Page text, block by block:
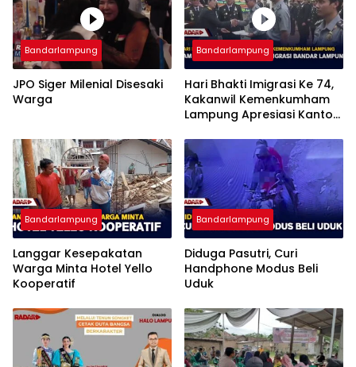
Bandarlampung
JPO Siger Milenial Disesaki
Warga
Bandarlampung
Hari Bhakti Imigrasi Ke 74,
Kakanwil Kemenkumham
Lampung Apresiasi Kantor
Bandarlampung
Langgar Kesepakatan
Warga Minta Hotel Yello
Kooperatif
Bandarlampung
Diduga Pasutri, Curi
Handphone Modus Beli
Uduk